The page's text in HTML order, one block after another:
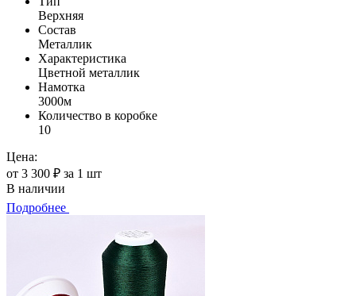
Верхняя
Состав
Металлик
Характеристика
Цветной металлик
Намотка
3000м
Количество в коробке
10
Цена:
от 3 300 ₽ за 1 шт
В наличии
Подробнее